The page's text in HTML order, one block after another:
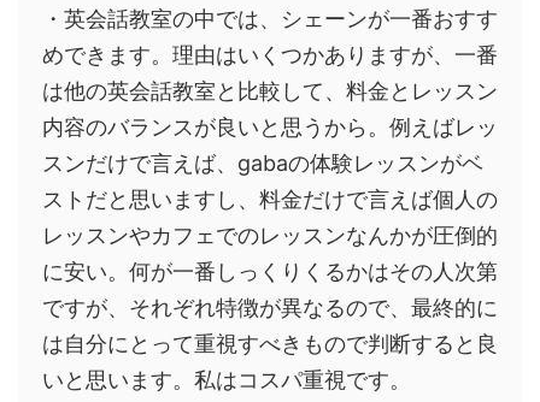
・英会話教室の中では、シェーンが一番おすす
めできます。理由はいくつかありますが、一番
は他の英会話教室と比較して、料金とレッスン
内容のバランスが良いと思うから。例えばレッ
スンだけで言えば、gabaの体験レッスンがベ
ストだと思いますし、料金だけで言えば個人の
レッスンやカフェでのレッスンなんかが圧倒的
に安い。何が一番しっくりくるかはその人次第
ですが、それぞれ特徴が異なるので、最終的に
は自分にとって重視すべきもので判断すると良
いと思います。私はコスパ重視です。